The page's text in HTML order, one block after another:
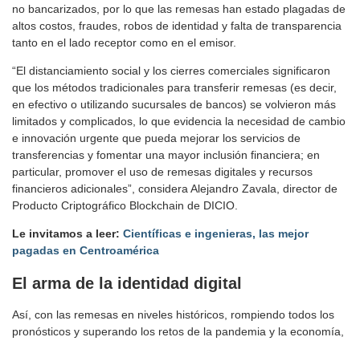
no bancarizados, por lo que las remesas han estado plagadas de
altos costos, fraudes, robos de identidad y falta de transparencia
tanto en el lado receptor como en el emisor.
“El distanciamiento social y los cierres comerciales significaron
que los métodos tradicionales para transferir remesas (es decir,
en efectivo o utilizando sucursales de bancos) se volvieron más
limitados y complicados, lo que evidencia la necesidad de cambio
e innovación urgente que pueda mejorar los servicios de
transferencias y fomentar una mayor inclusión financiera; en
particular, promover el uso de remesas digitales y recursos
financieros adicionales”, considera Alejandro Zavala, director de
Producto Criptográfico Blockchain de DICIO.
Le invitamos a leer: Científicas e ingenieras, las mejor
pagadas en Centroamérica
El arma de la identidad digital
Así, con las remesas en niveles históricos, rompiendo todos los
pronósticos y superando los retos de la pandemia y la economía,